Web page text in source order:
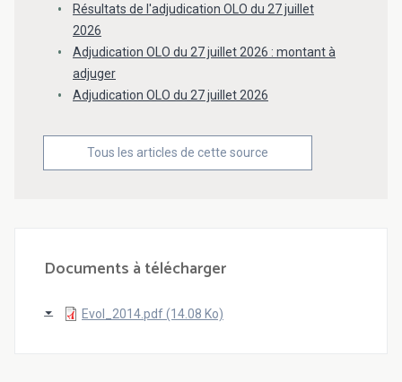
Résultats de l'adjudication OLO du 27 juillet
2026
Adjudication OLO du 27 juillet 2026 : montant à
adjuger
Adjudication OLO du 27 juillet 2026
Tous les articles de cette source
Documents à télécharger
Evol_2014.pdf (14.08 Ko)